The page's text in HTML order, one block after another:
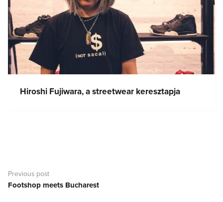
Hiroshi Fujiwara, a streetwear keresztapja
navigáció
Previous post
Previous
Footshop meets Bucharest